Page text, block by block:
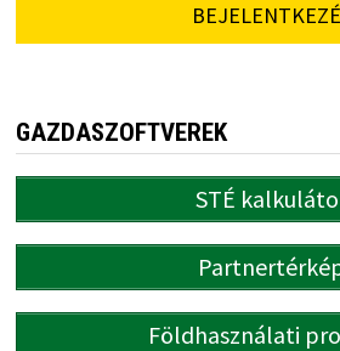
GAZDASZOFTVEREK
STÉ
Földhasználati